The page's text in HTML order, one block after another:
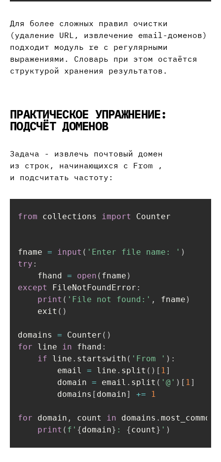
Для более сложных правил очистки
(удаление URL, извлечение email-доменов)
подходит модуль re с регулярными
выражениями. Словарь при этом остаётся
структурой хранения результатов.
ПРАКТИЧЕСКОЕ УПРАЖНЕНИЕ:
ПОДСЧЁТ ДОМЕНОВ
Задача - извлечь почтовый домен
из строк, начинающихся с From ,
и подсчитать частоту:
from collections import Counter
fname = input ( 'Enter file name: ' )
try :
    fhand
= open ( fname )
except
FileNotFoundError :
print ( 'File not found:' , fname )
    exit
( )
domains = Counter ( )
for line in fhand :
if line . startswith ( 'From ' ) :
        email
= line . split ( ) [ 1]
        domain
= email . split ( '@' ) [ 1]
        domains
[ domain] += 1
for domain , count in domains . most_common
print ( f' {domain} : {count} ' )